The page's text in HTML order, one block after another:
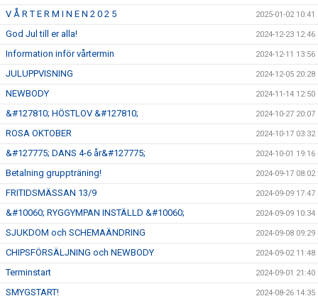
V Å R T E R M I N E N 2 0 2 5 2025-01-02 10:41
God Jul till er alla! 2024-12-23 12:46
Information inför vårtermin 2024-12-11 13:56
JULUPPVISNING 2024-12-05 20:28
NEWBODY 2024-11-14 12:50
&#127810; HÖSTLOV &#127810; 2024-10-27 20:07
ROSA OKTOBER 2024-10-17 03:32
&#127775; DANS 4-6 år&#127775; 2024-10-01 19:16
Betalning gruppträning! 2024-09-17 08:02
FRITIDSMÄSSAN 13/9 2024-09-09 17:47
&#10060; RYGGYMPAN INSTÄLLD &#10060; 2024-09-09 10:34
SJUKDOM och SCHEMAÄNDRING 2024-09-08 09:29
CHIPSFÖRSÄLJNING och NEWBODY 2024-09-02 11:48
Terminstart 2024-09-01 21:40
SMYGSTART! 2024-08-26 14:35